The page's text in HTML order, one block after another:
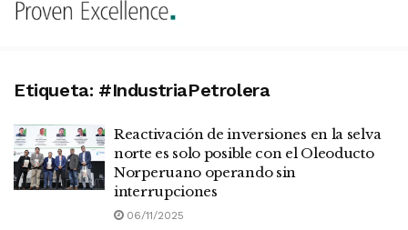
Etiqueta: #IndustriaPetrolera
Reactivación de inversiones en la selva
norte es solo posible con el Oleoducto
Norperuano operando sin
interrupciones
06/11/2025